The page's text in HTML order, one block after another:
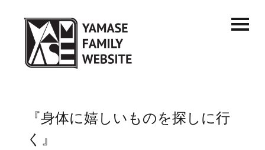
『身体に嬉しいものを探しに行
く』